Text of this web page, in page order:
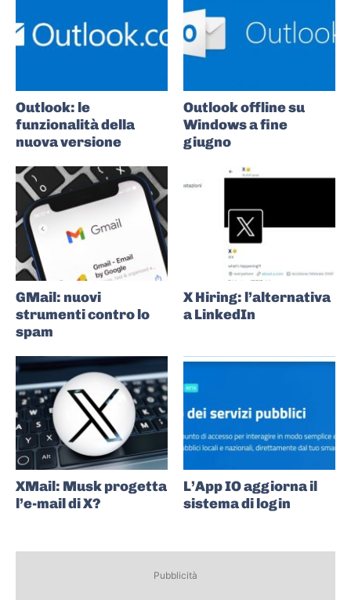
Outlook: le
funzionalità della
nuova versione
Outlook offline su
Windows a fine
giugno
GMail: nuovi
strumenti contro lo
spam
X Hiring: l’alternativa
a LinkedIn
XMail: Musk progetta
l’e-mail di X?
L’App IO aggiorna il
sistema di login
Pubblicità